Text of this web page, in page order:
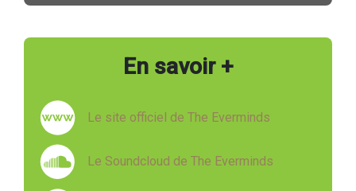
En savoir +
Le site officiel de The Everminds
Le Soundcloud de The Everminds